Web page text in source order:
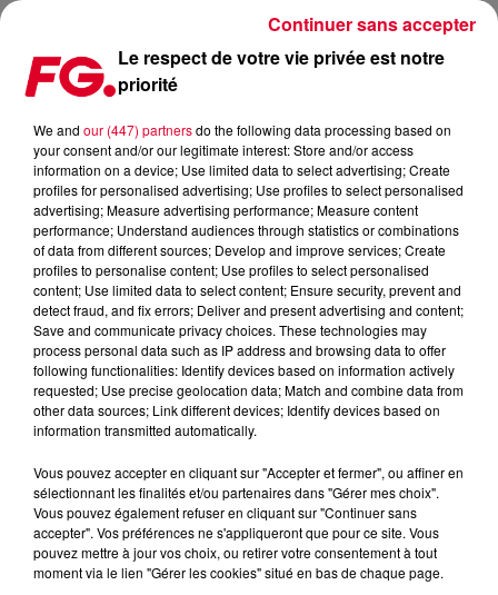
INSANE FESTIVAL 2026 REVIENT À APT DU 14 AU 16 MAI
Publié : 18 mars 2026 à 12h56
Le respect de votre vie privée est notre
priorité
We and our (447) partnersdo the following data processing based on
your consent and/or our legitimate interest: Store and/or access
information on a device; Use limited data to select advertising; Create
profiles for personalised advertising; Use profiles to select personalised
advertising; Measure advertising performance; Measure content
performance; Understand audiences through statistics or combinations
of data from different sources; Develop and improve services; Create
profiles to personalise content; Use profiles to select personalised
content; Use limited data to select content; Ensure security, prevent and
detect fraud, and fix errors; Deliver and present advertising and content;
Save and communicate privacy choices. These technologies may
process personal data such as IP address and browsing data to offer
following functionalities: Identify devices based on information actively
requested; Use precise geolocation data; Match and combine data from
other data sources; Link different devices; Identify devices based on
information transmitted automatically.
Vous pouvez accepter en cliquant sur "Accepter et fermer", ou affiner en
sélectionnant les finalités et/ou partenaires dans "Gérer mes choix".
Vous pouvez également refuser en cliquant sur "Continuer sans
accepter". Vos préférences ne s'appliqueront que pour ce site. Vous
pouvez mettre à jour vos choix, ou retirer votre consentement à tout
moment via le lien "Gérer les cookies" situé en bas de chaque page.
Continuer sans accepter